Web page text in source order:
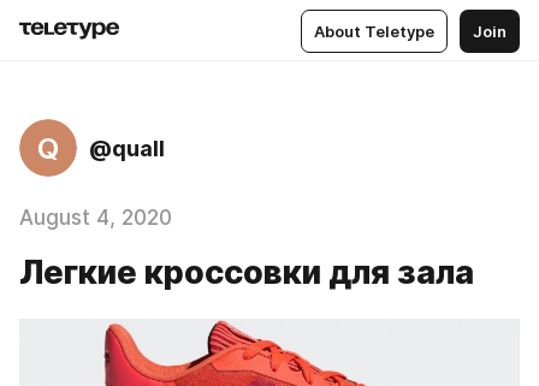
About Teletype Join
Q @quall
August 4, 2020
Легкие кроссовки для зала